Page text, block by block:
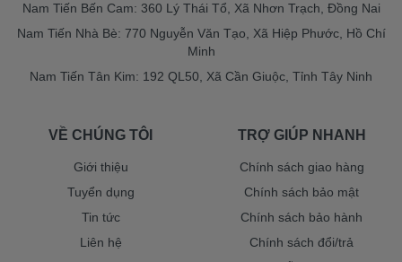
Nam Tiến Bến Cam: 360 Lý Thái Tổ, Xã Nhơn Trạch, Đồng Nai
Nam Tiến Nhà Bè: 770 Nguyễn Văn Tạo, Xã Hiệp Phước, Hồ Chí
Minh
Nam Tiến Tân Kim: 192 QL50, Xã Cần Giuộc, Tỉnh Tây Ninh
VỀ CHÚNG TÔI
Giới thiệu
Tuyển dụng
Tin tức
Liên hệ
TRỢ GIÚP NHANH
Chính sách giao hàng
Chính sách bảo mật
Chính sách bảo hành
Chính sách đổi/trả